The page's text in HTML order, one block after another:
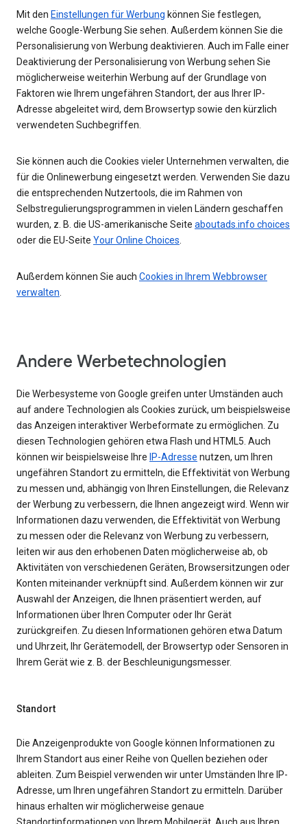
Mit den Einstellungen für Werbung können Sie festlegen,
welche Google-Werbung Sie sehen. Außerdem können Sie die
Personalisierung von Werbung deaktivieren. Auch im Falle einer
Deaktivierung der Personalisierung von Werbung sehen Sie
möglicherweise weiterhin Werbung auf der Grundlage von
Faktoren wie Ihrem ungefähren Standort, der aus Ihrer IP-
Adresse abgeleitet wird, dem Browsertyp sowie den kürzlich
verwendeten Suchbegriffen.
Sie können auch die Cookies vieler Unternehmen verwalten, die
für die Onlinewerbung eingesetzt werden. Verwenden Sie dazu
die entsprechenden Nutzertools, die im Rahmen von
Selbstregulierungsprogrammen in vielen Ländern geschaffen
wurden, z. B. die US-amerikanische Seite aboutads.info choices
oder die EU-Seite Your Online Choices.
Außerdem können Sie auch Cookies in Ihrem Webbrowser
verwalten.
Andere Werbetechnologien
Die Werbesysteme von Google greifen unter Umständen auch
auf andere Technologien als Cookies zurück, um beispielsweise
das Anzeigen interaktiver Werbeformate zu ermöglichen. Zu
diesen Technologien gehören etwa Flash und HTML5. Auch
können wir beispielsweise Ihre IP-Adresse nutzen, um Ihren
ungefähren Standort zu ermitteln, die Effektivität von Werbung
zu messen und, abhängig von Ihren Einstellungen, die Relevanz
der Werbung zu verbessern, die Ihnen angezeigt wird. Wenn wir
Informationen dazu verwenden, die Effektivität von Werbung
zu messen oder die Relevanz von Werbung zu verbessern,
leiten wir aus den erhobenen Daten möglicherweise ab, ob
Aktivitäten von verschiedenen Geräten, Browsersitzungen oder
Konten miteinander verknüpft sind. Außerdem können wir zur
Auswahl der Anzeigen, die Ihnen präsentiert werden, auf
Informationen über Ihren Computer oder Ihr Gerät
zurückgreifen. Zu diesen Informationen gehören etwa Datum
und Uhrzeit, Ihr Gerätemodell, der Browsertyp oder Sensoren in
Ihrem Gerät wie z. B. der Beschleunigungsmesser.
Standort
Die Anzeigenprodukte von Google können Informationen zu
Ihrem Standort aus einer Reihe von Quellen beziehen oder
ableiten. Zum Beispiel verwenden wir unter Umständen Ihre IP-
Adresse, um Ihren ungefähren Standort zu ermitteln. Darüber
hinaus erhalten wir möglicherweise genaue